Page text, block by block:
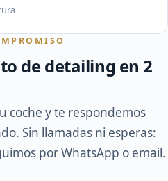
de detailing en 2
coche y te respondemos
Sin llamadas ni esperas:
por WhatsApp o email.